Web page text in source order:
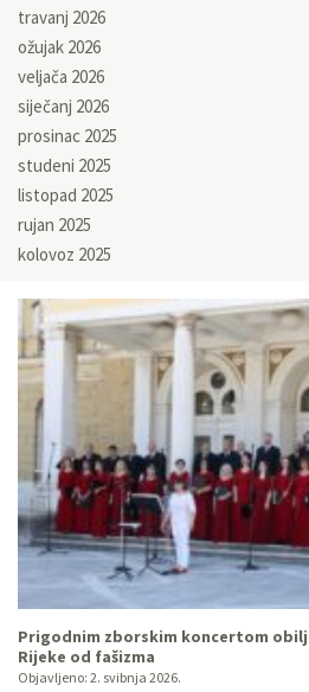
travanj 2026
ožujak 2026
veljača 2026
siječanj 2026
prosinac 2025
studeni 2025
listopad 2025
rujan 2025
kolovoz 2025
Prigodnim zborskim koncertom
Rijeke od fašizma
Objavljeno: 2. svibnja 2026.